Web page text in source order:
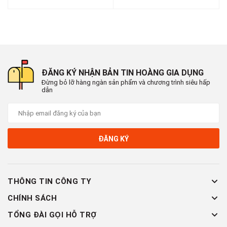
ĐĂNG KÝ NHẬN BẢN TIN HOÀNG GIA DỤNG
Đừng bỏ lỡ hàng ngàn sản phẩm và chương trình siêu hấp
dẫn
ĐĂNG KÝ
THÔNG TIN CÔNG TY
CHÍNH SÁCH
TỔNG ĐÀI GỌI HỖ TRỢ